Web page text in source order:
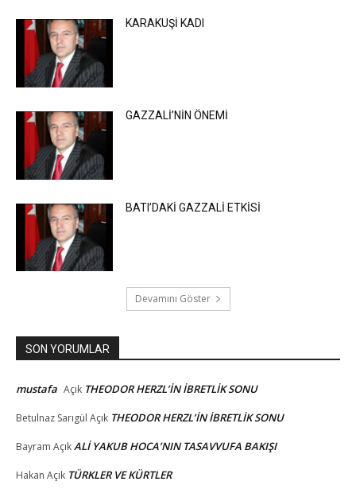
KARAKUŞİ KADI
GAZZALİ’NİN ÖNEMİ
BATI’DAKİ GAZZALİ ETKİSİ
Devamını Göster
SON YORUMLAR
mustafa Açık THEODOR HERZL’İN İBRETLİK SONU
Betulnaz Sarıgül Açık THEODOR HERZL’İN İBRETLİK SONU
Bayram AçıkALİ YAKUB HOCA’NIN TASAVVUFA BAKIŞI
Hakan Açık TÜRKLER VE KÜRTLER